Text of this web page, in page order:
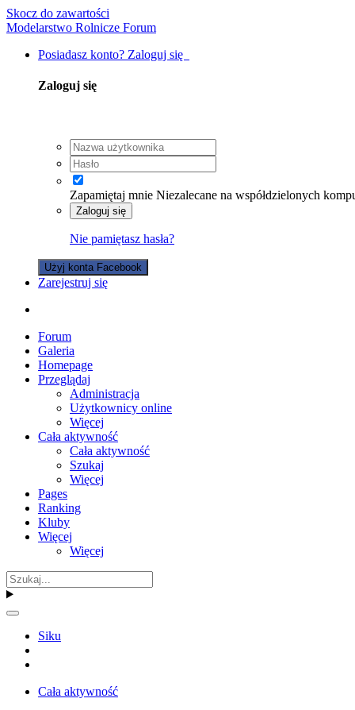
Skocz do zawartości
Modelarstwo Rolnicze Forum
Posiadasz konto? Zaloguj się
Zaloguj się
Zapamiętaj mnie Niezalecane na współdzielonych
Zaloguj się
Nie pamiętasz hasła?
Użyj konta Facebook
Zarejestruj się
Forum
Galeria
Homepage
Przeglądaj
Administracja
Użytkownicy online
Więcej
Cała aktywność
Cała aktywność
Szukaj
Więcej
Pages
Ranking
Kluby
Więcej
Więcej
Siku
Cała aktywność